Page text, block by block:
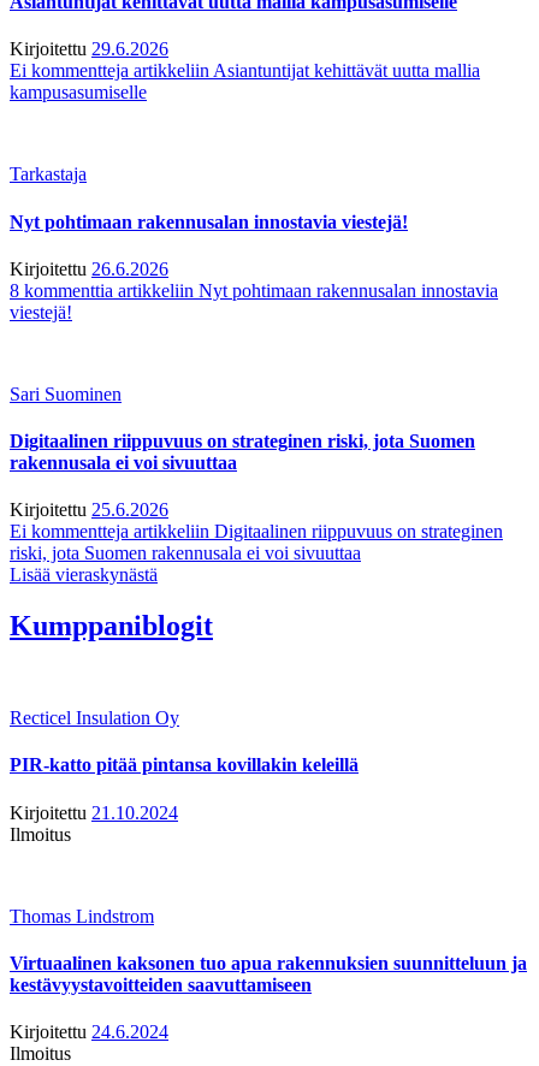
Kirjoitettu 29.6.2026
Ei kommentteja artikkeliin Asiantuntijat kehittävät uutta mallia
kampusasumiselle
Tarkastaja
Nyt pohtimaan rakennusalan innostavia viestejä!
Kirjoitettu 26.6.2026
8 kommenttia artikkeliin Nyt pohtimaan rakennusalan innostavia
viestejä!
Sari Suominen
Digitaalinen riippuvuus on strateginen riski, jota Suomen
rakennusala ei voi sivuuttaa
Kirjoitettu 25.6.2026
Ei kommentteja artikkeliin Digitaalinen riippuvuus on strateginen
riski, jota Suomen rakennusala ei voi sivuuttaa
Lisää vieraskynästä
Kumppaniblogit
Recticel Insulation Oy
PIR-katto pitää pintansa kovillakin keleillä
Kirjoitettu 21.10.2024
Ilmoitus
Thomas Lindstrom
Virtuaalinen kaksonen tuo apua rakennuksien suunnitteluun ja
kestävyystavoitteiden saavuttamiseen
Kirjoitettu 24.6.2024
Ilmoitus